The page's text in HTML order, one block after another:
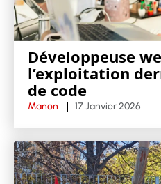
Développeuse
l’exploitation
de code
Manon 17 Janvier 2026